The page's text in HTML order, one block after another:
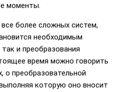
моменты.
более сложных систем,
необходимым
и преобразования
время можно говорить
о преобразовательной
которую оно вносит